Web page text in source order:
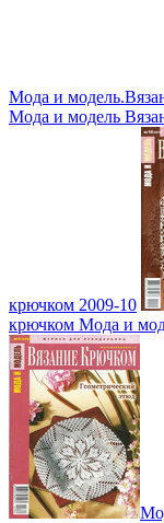
Мода и
Мода и модель
крючком 2009-10
крючком Мода и